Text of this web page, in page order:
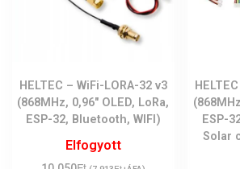
termékoldalon
HELTEC – WiFi-LORA-32 v3
(868MHz, 0,96″ OLED, LoRa,
ESP-32, Bluetooth, WIFI)
Elfogyott
ESP-
Solar